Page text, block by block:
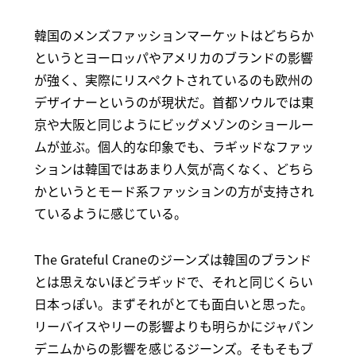
韓国のメンズファッションマーケットはどちらか
というとヨーロッパやアメリカのブランドの影響
が強く、実際にリスペクトされているのも欧州の
デザイナーというのが現状だ。首都ソウルでは東
京や大阪と同じようにビッグメゾンのショールー
ムが並ぶ。個人的な印象でも、ラギッドなファッ
ションは韓国ではあまり人気が高くなく、どちら
かというとモード系ファッションの方が支持され
ているように感じている。
The Grateful Craneのジーンズは韓国のブランド
とは思えないほどラギッドで、それと同じくらい
日本っぽい。まずそれがとても面白いと思った。
リーバイスやリーの影響よりも明らかにジャパン
デニムからの影響を感じるジーンズ。そもそもブ